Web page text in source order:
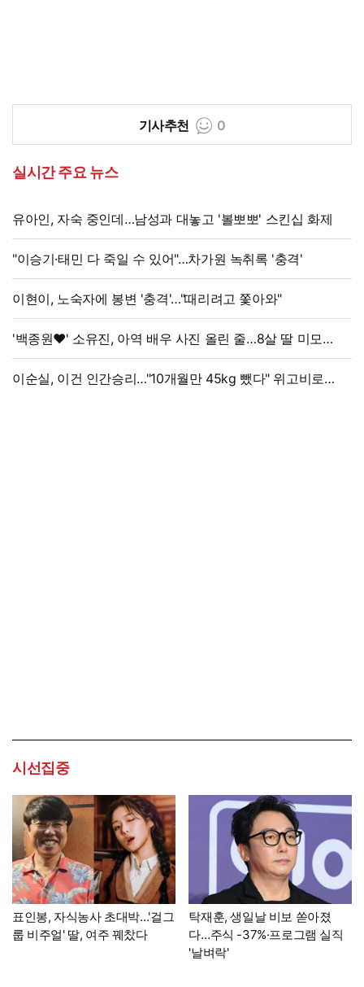
기사추천 0
실시간 주요 뉴스
유아인, 자숙 중인데…남성과 대놓고 '볼뽀뽀' 스킨십 화제
"이승기·태민 다 죽일 수 있어"…차가원 녹취록 '충격'
이현이, 노숙자에 봉변 '충격'…"때리려고 쫓아와"
'백종원♥' 소유진, 아역 배우 사진 올린 줄…8살 딸 미모
대박, 연예인 시켜도 되겠어
이순실, 이건 인간승리…"10개월만 45kg 뺐다" 위고비로
시선집중
표인봉, 자식농사 초대박…'걸그
룹 비주얼' 딸, 여주 꿰찼다
탁재훈, 생일날 비보 쏟아졌
다…주식 -37%·프로그램 실직
'날벼락'